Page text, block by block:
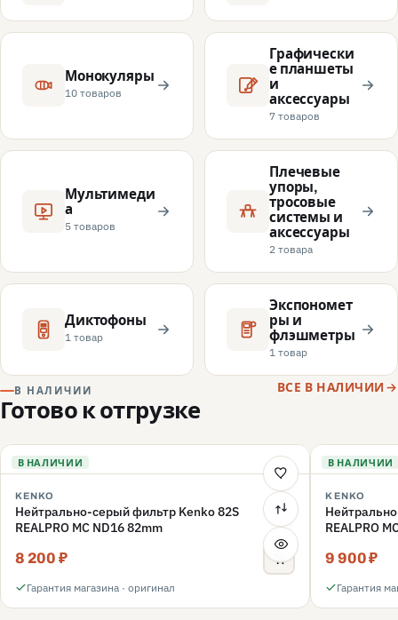
Монокуляры
10 товаров
Графически
е планшеты
и
аксессуары
7 товаров
Мультимеди
а
5 товаров
Плечевые
упоры,
тросовые
системы и
аксессуары
2 товара
Диктофоны
1 товар
Экспономет
ры и
флэшметры
1 товар
В НАЛИЧИИ
Готово к отгрузке
ВСЕ В НАЛИЧИИ
В НАЛИЧИИ
KENKO
Нейтрально-серый фильтр Kenko 82S
REALPRO MC ND16 82mm
8 200 ₽
Гарантия магазина · оригинал
В НАЛИЧИИ
KENKO
REALPRO
9 900 ₽
Гарантия